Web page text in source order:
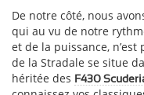
De notre côté, nous
qui au vu de notre
et de la puissance,
de la Stradale se situe
héritée des F430